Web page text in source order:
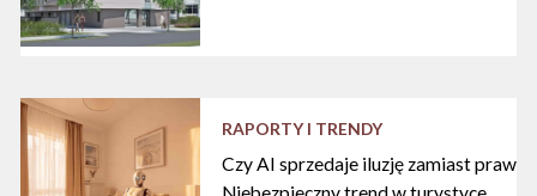
RAPORTY I TRENDY
Czy AI sprzedaje iluzję zamiast